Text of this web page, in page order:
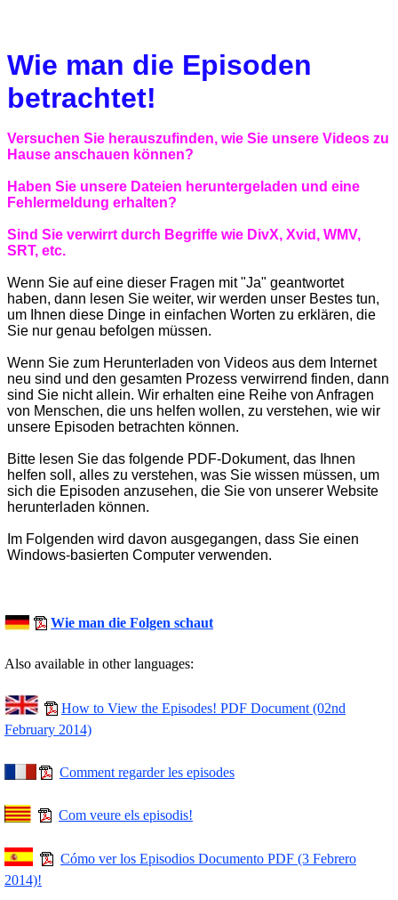
Wie man die Episoden
betrachtet!
Versuchen Sie herauszufinden, wie Sie unsere Videos zu
Hause anschauen können?
Haben Sie unsere Dateien heruntergeladen und eine
Fehlermeldung erhalten?
Sind Sie verwirrt durch Begriffe wie DivX, Xvid, WMV,
SRT, etc.
Wenn Sie auf eine dieser Fragen mit "Ja" geantwortet
haben, dann lesen Sie weiter, wir werden unser Bestes tun,
um Ihnen diese Dinge in einfachen Worten zu erklären, die
Sie nur genau befolgen müssen.
Wenn Sie zum Herunterladen von Videos aus dem Internet
neu sind und den gesamten Prozess verwirrend finden, dann
sind Sie nicht allein. Wir erhalten eine Reihe von Anfragen
von Menschen, die uns helfen wollen, zu verstehen, wie wir
unsere Episoden betrachten können.
Bitte lesen Sie das folgende PDF-Dokument, das Ihnen
helfen soll, alles zu verstehen, was Sie wissen müssen, um
sich die Episoden anzusehen, die Sie von unserer Website
herunterladen können.
Im Folgenden wird davon ausgegangen, dass Sie einen
Windows-basierten Computer verwenden.
Wie man die Folgen schaut
Also available in other languages:
How to View the Episodes! PDF Document (02nd
February 2014)
Comment regarder les episodes
Com veure els episodis!
Cómo ver los Episodios Documento PDF (3 Febrero
2014)!